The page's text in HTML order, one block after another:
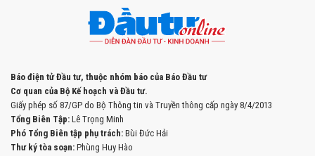
Báo điện tử Đầu tư, thuộc nhóm báo của Báo Đầu tư
Cơ quan của Bộ Kế hoạch và Đầu tư.
Giấy phép số 87/GP do Bộ Thông tin và Truyền thông cấp ngày 8/4/2013
Tổng Biên Tập: Lê Trọng Minh
Phó Tổng Biên tập phụ trách: Bùi Đức Hải
Thư ký tòa soạn: Phùng Huy Hào